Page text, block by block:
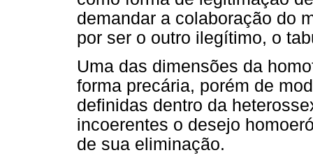
demandar a colaboração do
por ser o outro ilegítimo, o
Uma das dimensões da
forma precária, porém de
definidas dentro da
incoerentes o desejo
de sua eliminação.